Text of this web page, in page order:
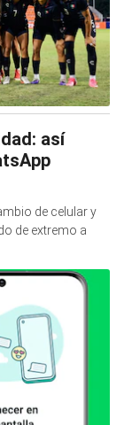
así
de celular y
de extremo a